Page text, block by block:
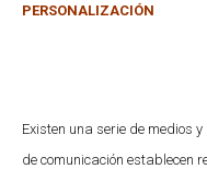
PERSONALIZACIÓN
Existen una serie de medios
de comunicación establecen